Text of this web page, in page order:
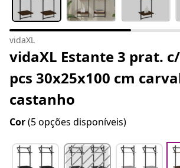
vidaXL
vidaXL Estante 3 prat.
pcs 30x25x100 cm
castanho
Cor(5 opções disponíveis)